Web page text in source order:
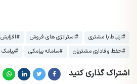
#ارتباط با مشتری #استراتژی های فروش
#حفظ وفاداری مشتریان
#سامانه پیامکی #پیامک
اشتراک گذاری کنید